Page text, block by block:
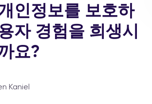
인정보를 보호하
자 경험을 희생시
요?
Kaniel